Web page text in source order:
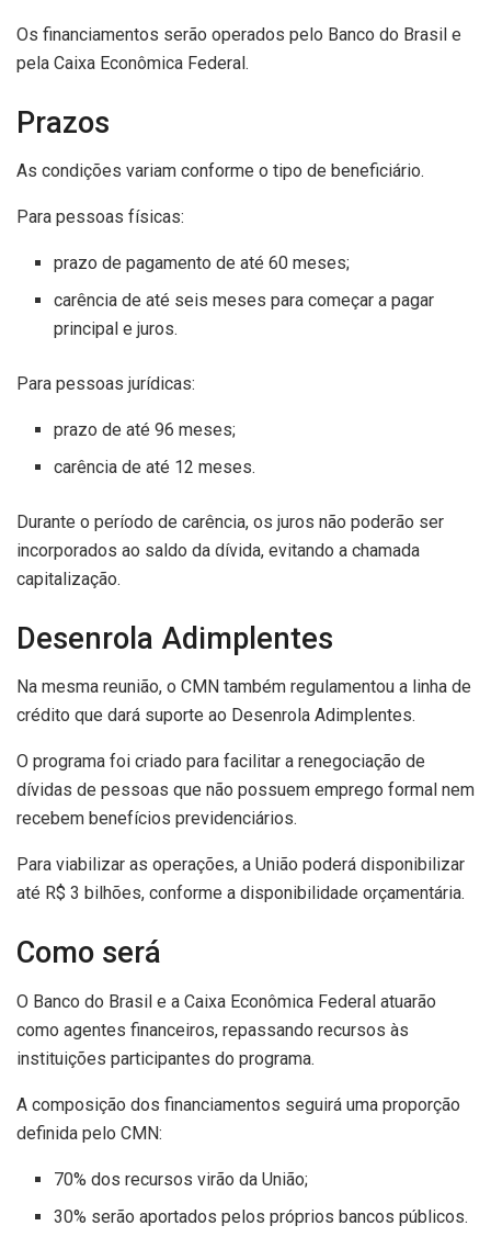
Os financiamentos serão operados pelo Banco do Brasil e
pela Caixa Econômica Federal.
Prazos
As condições variam conforme o tipo de beneficiário.
Para pessoas físicas:
prazo de pagamento de até 60 meses;
carência de até seis meses para começar a pagar
principal e juros.
Para pessoas jurídicas:
prazo de até 96 meses;
carência de até 12 meses.
Durante o período de carência, os juros não poderão ser
incorporados ao saldo da dívida, evitando a chamada
capitalização.
Desenrola Adimplentes
Na mesma reunião, o CMN também regulamentou a linha de
crédito que dará suporte ao Desenrola Adimplentes.
O programa foi criado para facilitar a renegociação de
dívidas de pessoas que não possuem emprego formal nem
recebem benefícios previdenciários.
Para viabilizar as operações, a União poderá disponibilizar
até R$ 3 bilhões, conforme a disponibilidade orçamentária.
Como será
O Banco do Brasil e a Caixa Econômica Federal atuarão
como agentes financeiros, repassando recursos às
instituições participantes do programa.
A composição dos financiamentos seguirá uma proporção
definida pelo CMN:
70% dos recursos virão da União;
30% serão aportados pelos próprios bancos públicos.